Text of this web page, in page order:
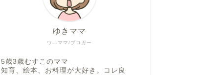
ワ―ママ/ブロガー
ゆきママ
5歳3歳むすこのママ
知育、絵本、お料理が大好き。コレ良